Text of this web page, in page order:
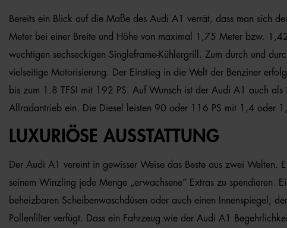
Bereits ein Blick auf die Maße des Audi A1 verrät, dass man sich
Meter bei einer Breite und Höhe von maximal 1,75 Meter bzw.
wuchtigen sechseckigen Singleframe-Kühlergrill. Zum durch und
vielseitige Motorisierung. Der Einstieg in die Welt der Benziner
bis zum 1.8 TFSI mit 192 PS. Auf Wunsch ist der Audi A1 auch
Allradantrieb ein. Die Diesel leisten 90 oder 116 PS mit 1,4 oder
LUXURIÖSE AUSSTATTUNG
Der Audi A1 vereint in gewisser Weise das Beste aus zwei Welten.
seinem Winzling jede Menge „erwachsene“ Extras zu spendieren.
beheizbaren Scheibenwaschdüsen oder auch einen Innenspiegel,
Pollenfilter verfügt. Dass ein Fahrzeug wie der Audi A1